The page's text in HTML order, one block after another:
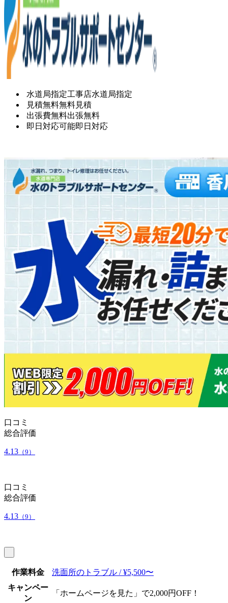
水道局指定工事店水道局指定
見積無料無料見積
出張費無料出張無料
即日対応可能即日対応
口コミ
総合評価
4.13 （9）
口コミ
総合評価
4.13 （9）
作業料金
洗面所のトラブル / ¥5,500〜
キャンペー
ン
「ホームページを見た」で2,000円OFF！